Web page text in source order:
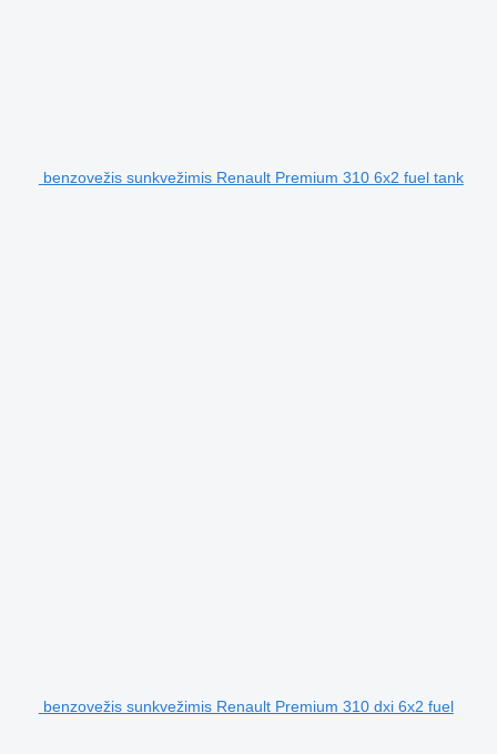
benzovežis sunkvežimis Renault Premium 310 6x2 fuel tank
benzovežis sunkvežimis Renault Premium 310 dxi 6x2 fuel